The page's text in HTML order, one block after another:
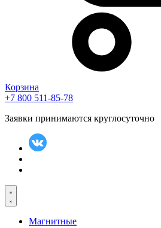
Корзина
+7 800 511-85-78
Заявки принимаются круглосуточно
Магнитные